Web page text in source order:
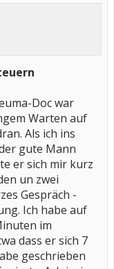
Doc war
Warten auf
Als ich ins
gute Mann
er sich mir kurz
un zwei
Gespräch -
Ich habe auf
im
dass er sich 7
geschrieben